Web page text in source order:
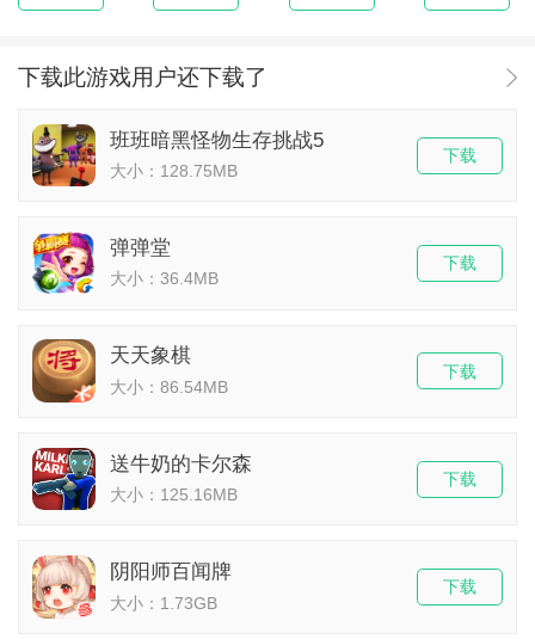
下载此游戏用户还下载了
班班暗黑怪物生存挑战5
大小：128.75MB
下载
弹弹堂
大小：36.4MB
下载
天天象棋
大小：86.54MB
下载
送牛奶的卡尔森
大小：125.16MB
下载
阴阳师百闻牌
大小：1.73GB
下载